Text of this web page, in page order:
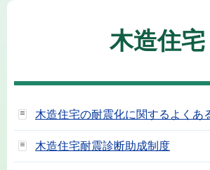
先
木造住宅
木造住宅の耐震化に関するよくあ
木造住宅耐震診断助成制度